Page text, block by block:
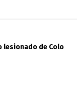
lesionado de Colo